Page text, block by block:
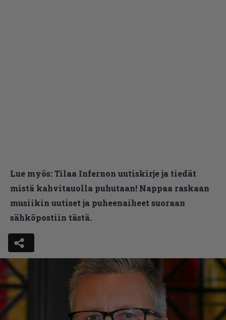
Lue myös:Tilaa Infernon uutiskirje ja tiedät
mistä kahvitauolla puhutaan! Nappaa raskaan
musiikin uutiset ja puheenaiheet suoraan
sähköpostiin tästä.